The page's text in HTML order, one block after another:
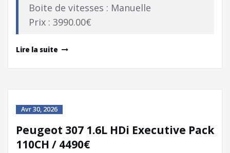
Boite de vitesses : Manuelle
Prix : 3990.00€
Lire la suite
Avr 30, 2026
Peugeot 307 1.6L HDi Executive Pack
110CH / 4490€